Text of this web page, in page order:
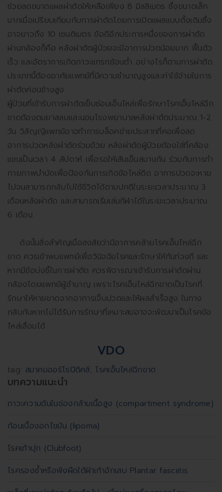
ช่วยลดขนาดแผลผ่าตัดให้เหลือเพียง 8 มิลลิเมตร ซึ่งขนาดเล็ก
มากเมื่อเปรียบเทียบกับการผ่าตัดโดยการเปิดแผลแบบดั้งเดิมซึ่ง
อาจยาวถึง 10 เซนติเมตร ข้อดีอีกประการหนึ่งของการผ่าตัด
ผ่านกล้องก็คือ หลังผ่าตัดผู้ป่วยจะมีอาการปวดน้อยมาก ฟื้นตัว
เร็ว และอัตราการเกิดภาวะแทรกซ้อนต่ำ อย่างไรก็ตามการผ่าตัด
ประเภทนี้ต้องอาศัยแพทย์ที่มีความชำนาญสูงและค่าใช้จ่ายในการ
ผ่าตัดค่อนข้างสูง
ผู้ป่วยที่เข้ารับการผ่าตัดเย็บซ่อมเอ็นไหล่เพื่อรักษาโรคเอ็นไหล่ฉีก
ขาดต้องดมยาสลบและนอนโรงพยาบาลหลังผ่าตัดประมาณ 1-2
วัน วิสัญญีแพทย์อาจทำการบล็อคข่ายประสาทที่คอเพื่อลด
อาการปวดหลังผ่าตัดร่วมด้วย หลังผ่าตัดผู้ป่วยต้องใส่ที่คล้อง
แขนเป็นเวลา 4 สัปดาห์ เพื่อรอให้เส้นเอ็นสมานกัน ร่วมกับการทำ
กายภาพบำบัดเพื่อป้องกันการเกิดข้อไหล่ติด อาการปวดจะหาย
ไปจนสามารถกลับไปใช้ชีวิตได้ตามปกติในระยะเวลาประมาณ 3
เดือนหลังผ่าตัด และสามารถเริ่มเล่นกีฬาได้ในระยะเวลาประมาณ
6 เดือน
ดังนั้นสิ่งสำคัญเมื่อสงสัยว่ามีอาการคล้ายโรคเอ็นไหล่ฉีก
ขาด ควรเข้าพบแพทย์เพื่อวินิจฉัยโรคและรักษาให้ทันท่วงที และ
หากมีข้อบ่งชี้ในการผ่าตัด ควรพิจารณาเข้ารับการผ่าตัดผ่าน
กล้องโดยแพทย์ผู้ชำนาญ เพราะโรคเอ็นไหล่ฉีกขาดเป็นโรคที่
รักษาให้หายขาดจากอาการเจ็บปวดและให้ผลสำเร็จสูง ในทาง
กลับกันหากไม่ได้รับการรักษาที่เหมาะสมอาจจะพัฒนาเป็นโรคข้อ
ไหล่เสื่อมได้
VDO
tag: สมาคมออร์โธปิดิคส์, โรคเอ็นไหล่ฉีกขาด
บทความแนะนำ
ภาวะความดันในช่องกล้ามเนื้อสูง (compartment syndrome)
ก้อนเนื้องอกไขมัน (lipoma)
โรคเท้าปุก (Clubfoot)
โรครองช้ำหรือพังผืดใต้ฝ่าเท้าอักเสบ Plantar fasciitis